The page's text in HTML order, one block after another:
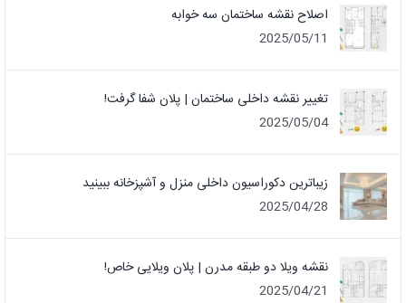
اصلاح نقشه ساختمان سه خوابه
2025/05/11
تغییر نقشه داخلی ساختمان | پلان شفا گرفت!
2025/05/04
زیباترین دکوراسیون داخلی منزل و آشپزخانه ببینید
2025/04/28
نقشه ویلا دو طبقه مدرن | پلان ویلایی خاص!
2025/04/21